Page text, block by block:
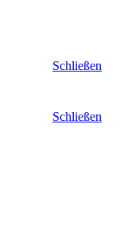
Schließen
Schließen